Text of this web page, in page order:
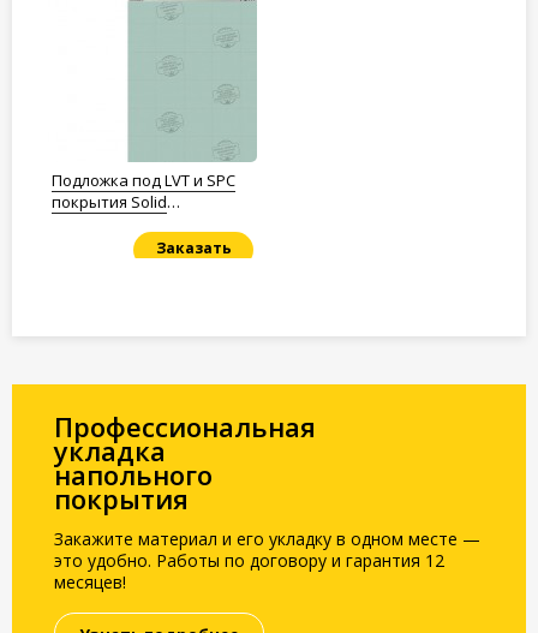
Подложка под LVT и SPC
покрытия Solid
Заказать
Профессиональная
укладка
напольного
покрытия
Закажите материал и его укладку в одном месте —
это удобно. Работы по договору и гарантия 12
месяцев!